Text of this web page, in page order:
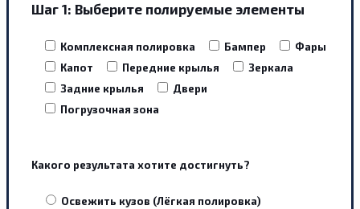
Шаг 1: Выберите полируемые элементы
Комплексная полировка Бампер
Фары
Капот
Передние крылья
Зеркала
Задние крылья
Двери
Погрузочная зона
Какого результата хотите достигнуть?
Освежить кузов (Лёгкая полировка)